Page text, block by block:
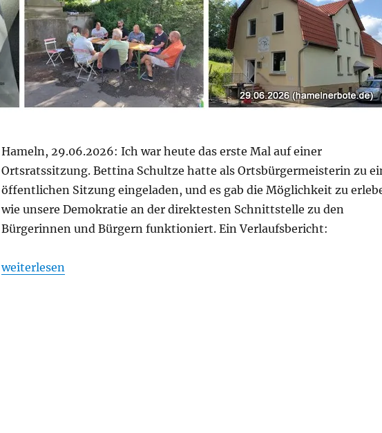
Hameln, 29.06.2026: Ich war heute das erste Mal auf einer
Ortsratssitzung. Bettina Schultze hatte als Ortsbürgermeisterin zu
öffentlichen Sitzung eingeladen, und es gab die Möglichkeit zu
wie unsere Demokratie an der direktesten Schnittstelle zu den
Bürgerinnen und Bürgern funktioniert. Ein Verlaufsbericht:
„Ortsratssitzung Sünteltal und Besichtigung des Baufortschritts im
weiterlesen